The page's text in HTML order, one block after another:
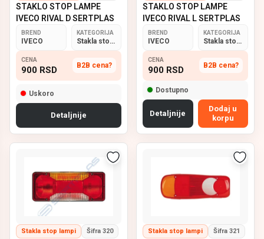
STAKLO STOP LAMPE
IVECO RIVAL D SERTPLAS
BREND
IVECO
KATEGORIJA
Stakla stop lampi
CENA
900 RSD B2B cena?
Uskoro
Detaljnije
STAKLO STOP LAMPE
IVECO RIVAL L SERTPLAS
BREND
IVECO
KATEGORIJA
Stakla stop lampi
CENA
900 RSD B2B cena?
Dostupno
Detaljnije
Dodaj u
korpu
Stakla stop lampi Šifra 320 Stakla stop lampi Šifra 321